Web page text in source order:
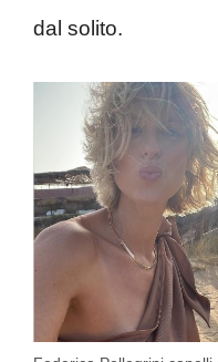
dal solito.